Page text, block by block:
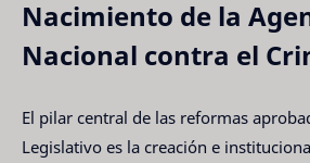
Nacimiento de la
Nacional contra el
El pilar central de las reformas
Legislativo es la creación e